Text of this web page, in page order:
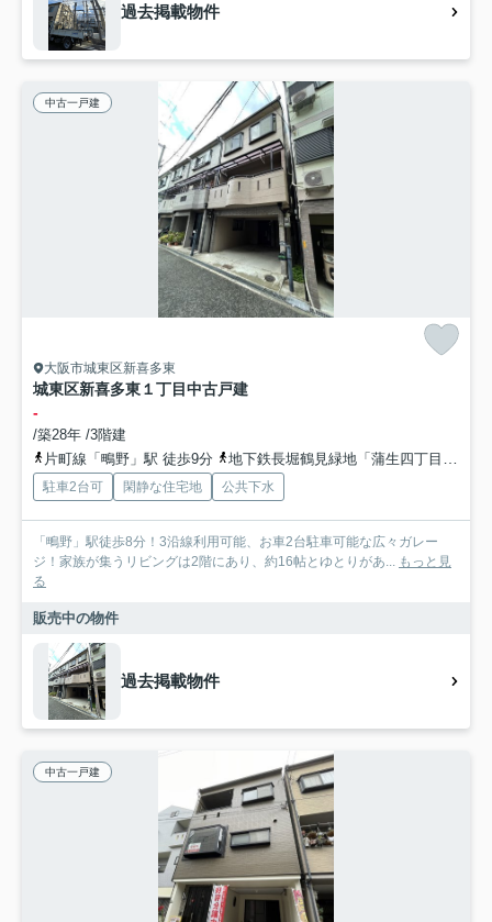
過去掲載物件
中古一戸建
大阪市城東区新喜多東
城東区新喜多東１丁目中古戸建
-
/築28年 /3階建
片町線「鴫野」駅 徒歩9分
地下鉄長堀鶴見緑地「蒲生四丁目」駅 徒歩12分
駐車2台可 閑静な住宅地 公共下水
「鴫野」駅徒歩8分！3沿線利用可能、お車2台駐車可能な広々ガレー
ジ！家族が集うリビングは2階にあり、約16帖とゆとりがあ...
もっと見
る
販売中の物件
過去掲載物件
中古一戸建